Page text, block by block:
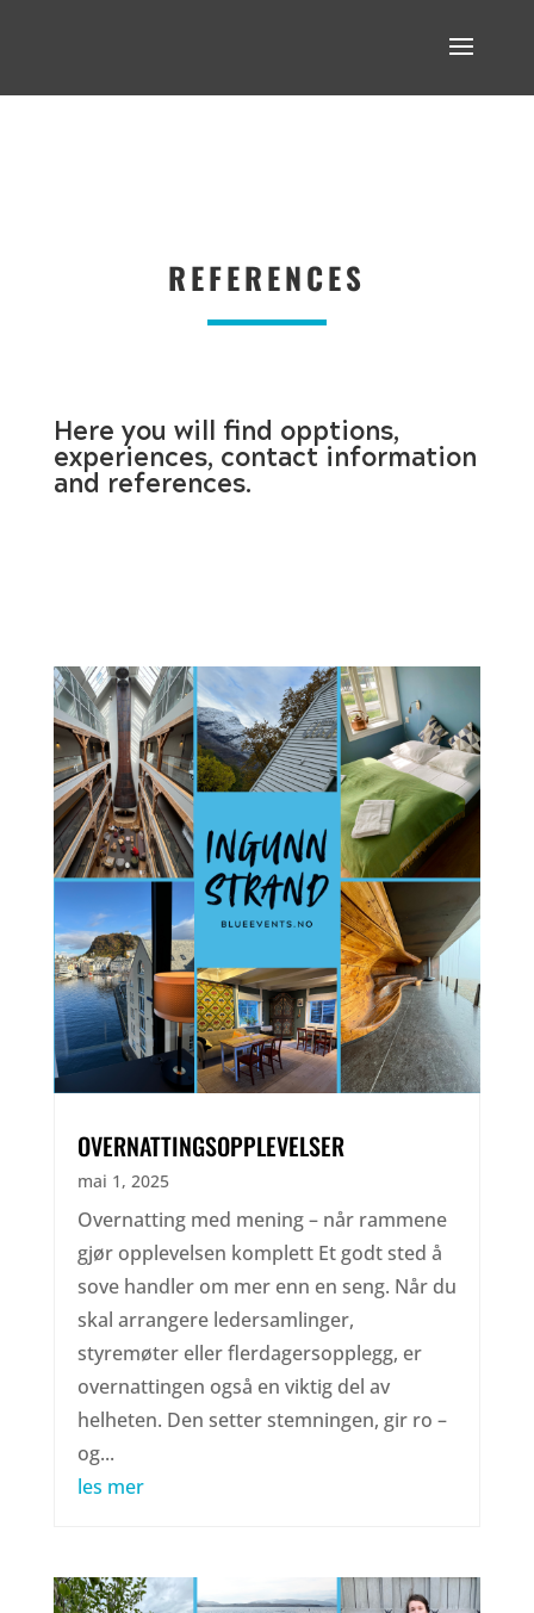
REFERENCES
Here you will find opptions,
experiences, contact information
and references.
OVERNATTINGSOPPLEVELSER
mai 1, 2025
Overnatting med mening – når rammene
gjør opplevelsen komplett Et godt sted å
sove handler om mer enn en seng. Når du
skal arrangere ledersamlinger,
styremøter eller flerdagersopplegg, er
overnattingen også en viktig del av
helheten. Den setter stemningen, gir ro –
og...
les mer